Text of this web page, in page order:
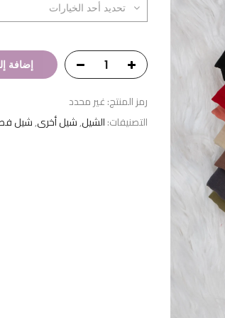
إضافة
رمز المنتج:غير محدد
التصنيفات:الشيل,شيل أخرى,شيل